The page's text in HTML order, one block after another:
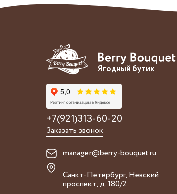
Ягодный бутик
+7(921)313-60-20
Заказать звонок
manager@berry-bouquet.ru
Санкт-Петербург, Невский
проспект, д. 180/2